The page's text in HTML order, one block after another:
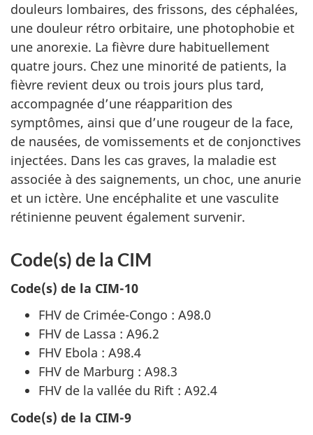
douleurs lombaires, des frissons, des céphalées,
une douleur rétro orbitaire, une photophobie et
une anorexie. La fièvre dure habituellement
quatre jours. Chez une minorité de patients, la
fièvre revient deux ou trois jours plus tard,
accompagnée d’une réapparition des
symptômes, ainsi que d’une rougeur de la face,
de nausées, de vomissements et de conjonctives
injectées. Dans les cas graves, la maladie est
associée à des saignements, un choc, une anurie
et un ictère. Une encéphalite et une vasculite
rétinienne peuvent également survenir.
Code(s) de la CIM
Code(s) de la CIM-10
FHV de Crimée-Congo : A98.0
FHV de Lassa : A96.2
FHV Ebola : A98.4
FHV de Marburg : A98.3
FHV de la vallée du Rift : A92.4
Code(s) de la CIM-9